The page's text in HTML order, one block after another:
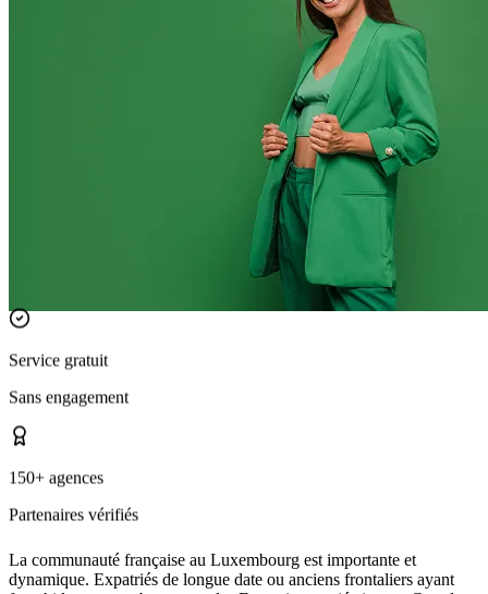
Service gratuit
Sans engagement
150+ agences
Partenaires vérifiés
La communauté française au Luxembourg est importante et
dynamique. Expatriés de longue date ou anciens frontaliers ayant